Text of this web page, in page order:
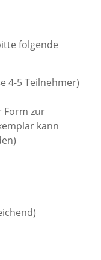
folgende
4-5 Teilnehmer)
Form zur
kann